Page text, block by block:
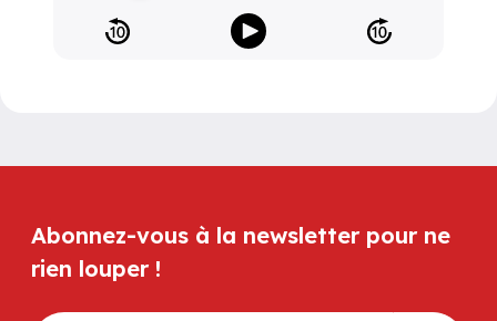
Abonnez-vous à la newsletter pour ne
rien louper !